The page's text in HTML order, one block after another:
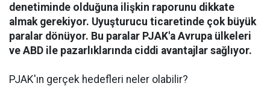
denetiminde olduğuna ilişkin raporunu dikkate
almak gerekiyor. Uyuşturucu ticaretinde çok büyük
paralar dönüyor. Bu paralar PJAK'a Avrupa ülkeleri
ve ABD ile pazarlıklarında ciddi avantajlar sağlıyor.
PJAK'ın gerçek hedefleri neler olabilir?